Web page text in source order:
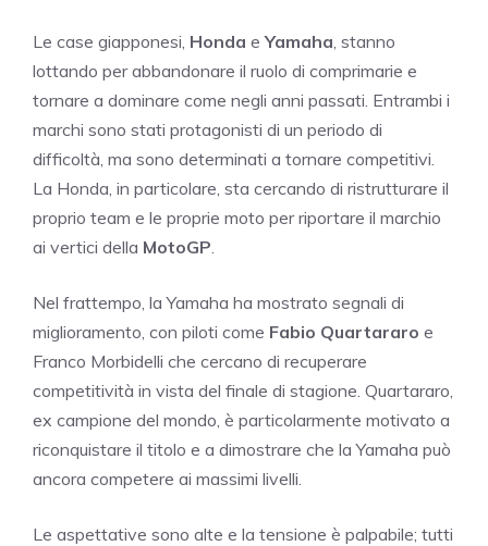
Le case giapponesi, Honda eYamaha , stanno
lottando per abbandonare il ruolo di comprimarie e
tornare a dominare come negli anni passati. Entrambi i
marchi sono stati protagonisti di un periodo di
difficoltà, ma sono determinati a tornare competitivi.
La Honda, in particolare, sta cercando di ristrutturare il
proprio team e le proprie moto per riportare il marchio
ai vertici della MotoGP
Nel frattempo, la Yamaha ha mostrato segnali di
miglioramento, con piloti come Fabio Quartararo e
Franco Morbidelli che cercano di recuperare
competitività in vista del finale di stagione. Quartararo,
ex campione del mondo, è particolarmente motivato a
riconquistare il titolo e a dimostrare che la Yamaha può
ancora competere ai massimi livelli.
Le aspettative sono alte e la tensione è palpabile; tutti